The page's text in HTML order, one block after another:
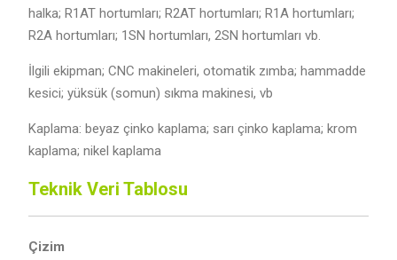
halka; R1AT hortumları; R2AT hortumları; R1A hortumları;
R2A hortumları; 1SN hortumları, 2SN hortumları vb.
İlgili ekipman; CNC makineleri, otomatik zımba; hammadde
kesici; yüksük (somun) sıkma makinesi, vb
Kaplama: beyaz çinko kaplama; sarı çinko kaplama; krom
kaplama; nikel kaplama
Teknik Veri Tablosu
Çizim